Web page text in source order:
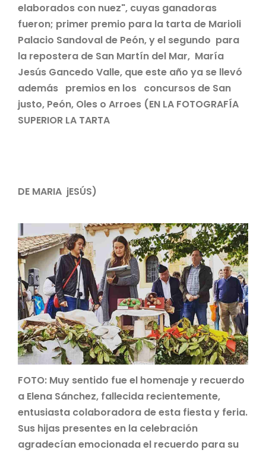
elaborados con nuez", cuyas ganadoras
fueron; primer premio para la tarta de Marioli
Palacio Sandoval de Peón, y el segundo para
la repostera de San Martín del Mar, María
Jesús Gancedo Valle, que este año ya se llevó
además premios en los concursos de San
justo, Peón, Oles o Arroes (EN LA FOTOGRAFÍA
SUPERIOR LA TARTA
DE MARIA jESÚS)
FOTO: Muy sentido fue el homenaje y recuerdo
a Elena Sánchez, fallecida recientemente,
entusiasta colaboradora de esta fiesta y feria.
Sus hijas presentes en la celebración
agradecían emocionada el recuerdo para su